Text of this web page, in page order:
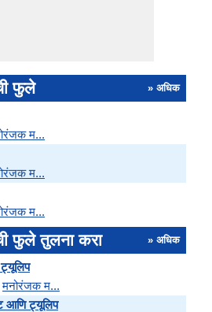
फुले » अधिक
म...
म...
म...
फुले तुलना करा » अधिक
मनोरंजक म...
आणि ट्यूलिप